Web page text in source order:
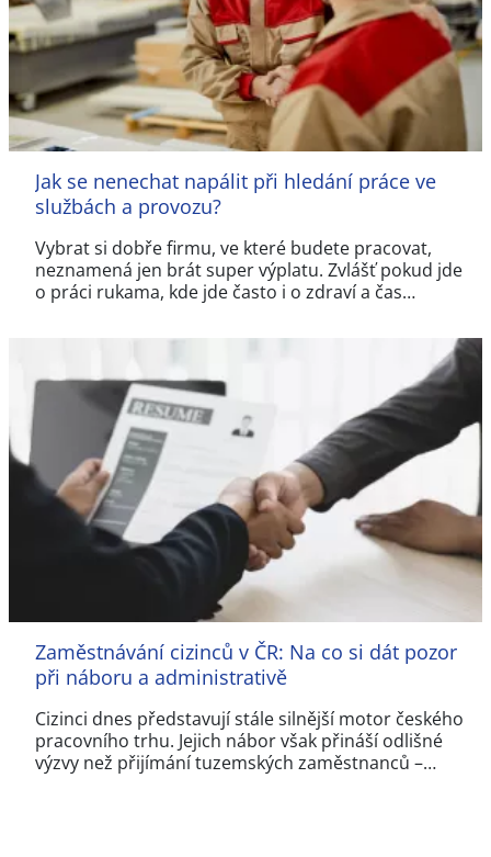
Jak se nenechat napálit při hledání práce ve
službách a provozu?
Vybrat si dobře firmu, ve které budete pracovat,
neznamená jen brát super výplatu. Zvlášť pokud jde
o práci rukama, kde jde často i o zdraví a čas…
Zaměstnávání cizinců v ČR: Na co si dát pozor
při náboru a administrativě
Cizinci dnes představují stále silnější motor českého
pracovního trhu. Jejich nábor však přináší odlišné
výzvy než přijímání tuzemských zaměstnanců –…